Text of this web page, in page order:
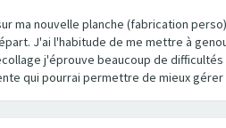
ma nouvelle planche (fabrication
J'ai l'habitude de me mettre à
j'éprouve beaucoup de
qui pourrai permettre de mieux